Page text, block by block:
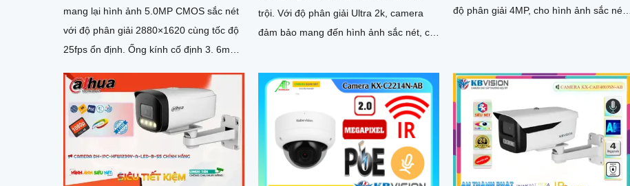
mang lại hình ảnh 5.0MP CMOS sắc nét
với độ phân giải 2880×1620 cùng tốc độ
25fps ổn định. Ống kính cố định 3. 6mm
trội. Với độ phân giải Ultra 2k, camera
đảm bảo mang đến hình ảnh sắc nét, chi
độ phân giải 4MP, cho hình ảnh sắc nét